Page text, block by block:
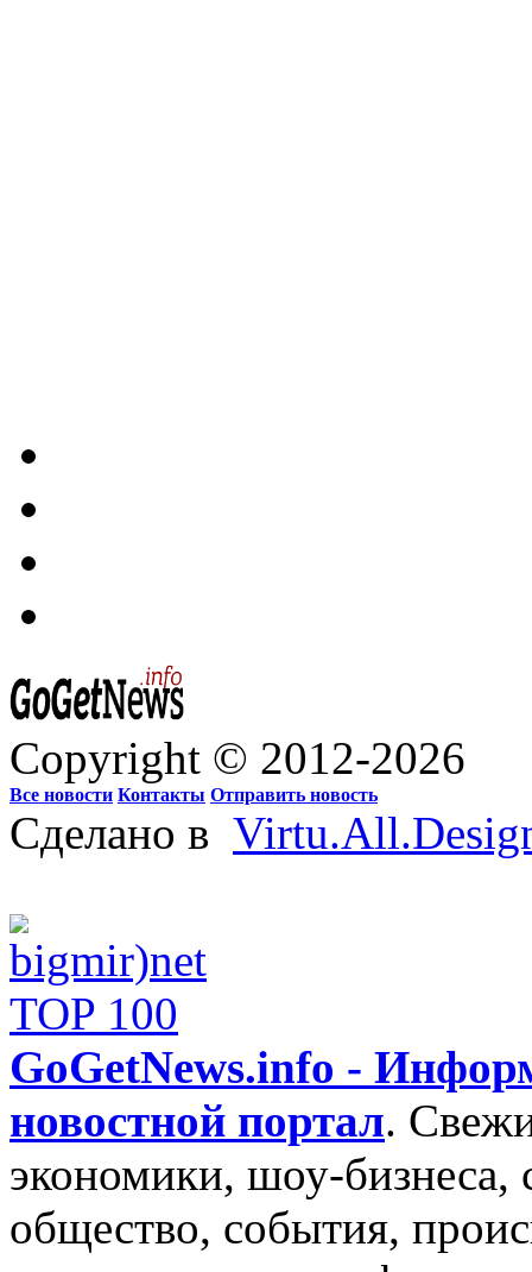
Copyright © 2012-2026
Все новости Контакты Отправить новость
Сделано в
GoGetNews.info -
новостной портал.
экономики, шоу-бизнеса,
общество, события,